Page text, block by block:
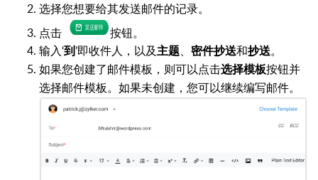
选择您想要给其发送邮件的记录。
点击
按钮。
输入‘到 ’即收件人，以及 主题、 密件抄送和抄送。
如果您创建了邮件模板，则可以点击选择模板按钮并
选择邮件模板。如果未创建，您可以继续编写邮件。